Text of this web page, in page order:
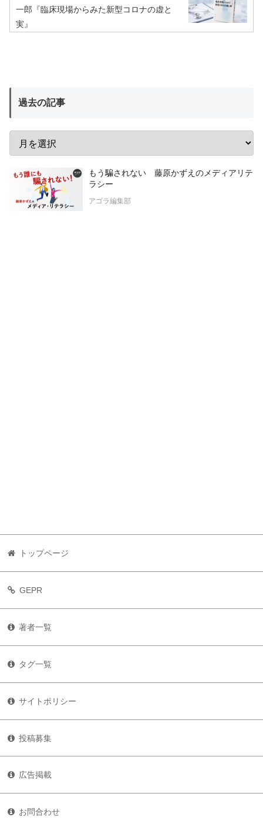
一郎『臨床現場からみた新型コロナの虚と
実』
過去の記事
もう騙されない 藤原かずえのメディアリテ
ラシー
アゴラ編集部
トップページ
GEPR
著者一覧
タグ一覧
サイトポリシー
投稿募集
広告掲載
お問合わせ